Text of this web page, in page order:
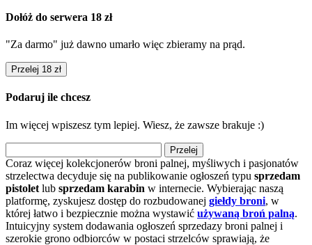
Dołóż do serwera 18 zł
"Za darmo" już dawno umarło więc zbieramy na prąd.
Przelej 18 zł
Podaruj ile chcesz
Im więcej wpiszesz tym lepiej. Wiesz, że zawsze brakuje :)
Przelej
Coraz więcej kolekcjonerów broni palnej, myśliwych i pasjonatów
strzelectwa decyduje się na publikowanie ogłoszeń typu sprzedam
pistolet lub sprzedam karabin w internecie. Wybierając naszą
platformę, zyskujesz dostęp do rozbudowanej giełdy broni, w
której łatwo i bezpiecznie można wystawić używaną broń palną.
Intuicyjny system dodawania ogłoszeń sprzedazy broni palnej i
szerokie grono odbiorców w postaci strzelców sprawiają, że